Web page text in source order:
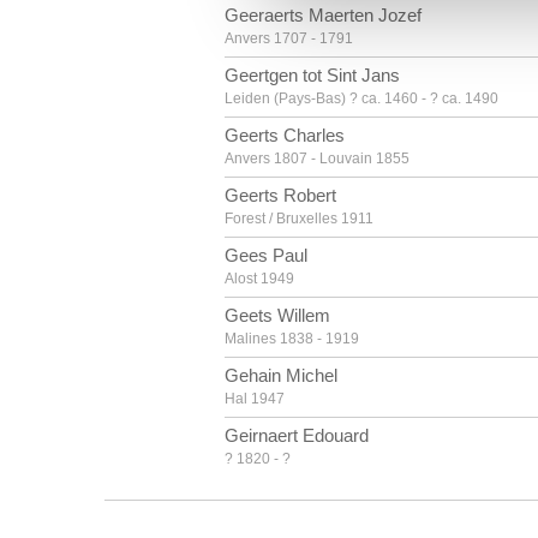
vous leur avez fournies ou
Geeraerts Maerten Jozef
Anvers 1707 - 1791
Geertgen tot Sint Jans
Leiden (Pays-Bas) ? ca. 1460 - ? ca. 1490
Geerts Charles
Anvers 1807 - Louvain 1855
Geerts Robert
Forest / Bruxelles 1911
Gees Paul
Alost 1949
Geets Willem
Malines 1838 - 1919
Gehain Michel
Hal 1947
Geirnaert Edouard
? 1820 - ?
Geirnaert Joseph